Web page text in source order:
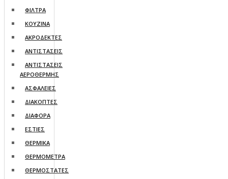
ΦΙΛΤΡΑ
ΚΟΥΖΙΝΑ
ΑΚΡΟΔΕΚΤΕΣ
ΑΝΤΙΣΤΑΣΕΙΣ
ΑΝΤΙΣΤΑΣΕΙΣ
ΑΕΡΟΘΕΡΜΗΣ
ΑΣΦΑΛΕΙΕΣ
ΔΙΑΚΟΠΤΕΣ
ΔΙΑΦΟΡΑ
ΕΣΤΙΕΣ
ΘΕΡΜΙΚΑ
ΘΕΡΜΟΜΕΤΡΑ
ΘΕΡΜΟΣΤΑΤΕΣ